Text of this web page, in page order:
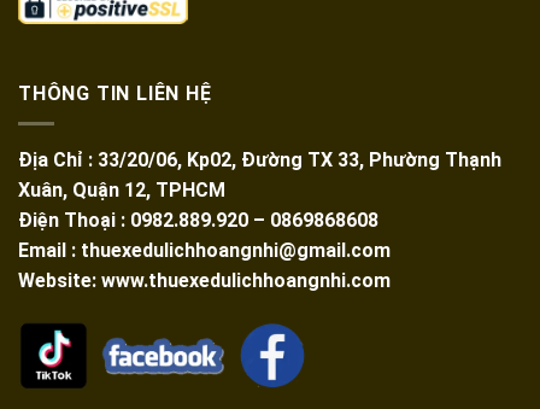
THÔNG TIN LIÊN HỆ
Địa Chỉ : 33/20/06, Kp02, Đường TX 33, Phường Thạnh
Xuân, Quận 12, TPHCM
Điện Thoại : 0982.889.920 – 0869868608
Email : thuexedulichhoangnhi@gmail.com
Website: www.thuexedulichhoangnhi.com